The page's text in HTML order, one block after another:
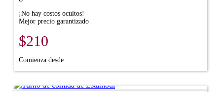
¡No hay costos ocultos!
Mejor precio garantizado
$210
Comienza desde